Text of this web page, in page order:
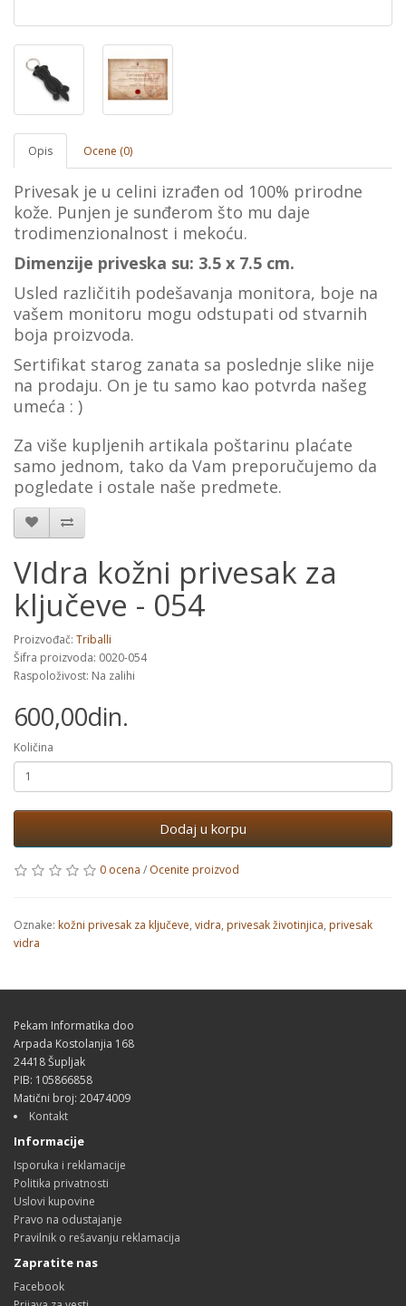
Opis Ocene (0)
Privesak je u celini izrađen od 100% prirodne
kože. Punjen je sunđerom što mu daje
trodimenzionalnost i mekoću.
Dimenzije priveska su: 3.5 x 7.5 cm.
Usled različitih podešavanja monitora, boje na
vašеm monitoru mogu odstupati od stvarnih
boja proizvoda.
Sertifikat starog zanata sa poslednje slike nije
na prodaju. On je tu samo kao potvrda našeg
umeća : )
Za više kupljenih artikala poštarinu plaćate
samo jednom, tako da Vam preporučujemo da
pogledate i ostale naše predmete.
VIdra kožni privesak za
ključeve - 054
Proizvođač: Triballi
Šifra proizvoda: 0020-054
Raspoloživost: Na zalihi
600,00din.
Količina
Dodaj u korpu
0 ocena / Ocenite proizvod
Oznake: kožni privesak za ključeve, vidra, privesak životinjica, privesak
vidra
Pekam Informatika doo
Arpada Kostolanjia 168
24418 Šupljak
PIB: 105866858
Matični broj: 20474009
Kontakt
Informacije
Isporuka i reklamacije
Politika privatnosti
Uslovi kupovine
Pravo na odustajanje
Pravilnik o rešavanju reklamacija
Zapratite nas
Facebook